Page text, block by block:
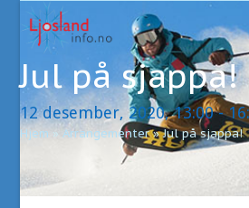
content
Open
mobile
menu
Close
mobile
menu
Jul på sjappa!
12 desember, 2020, 13:00-
Hjem »Arrangementer»Jul på sjappa!